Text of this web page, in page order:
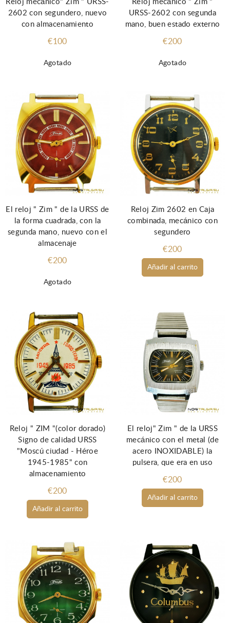
Agotado
Reloj mecánico" Zim " URSS-
2602 con segundero, nuevo
con almacenamiento
€100
Agotado
Reloj mecánico " Zim "
URSS-2602 con segunda
mano, buen estado externo
€200
Agotado
El reloj " Zim " de la URSS de
la forma cuadrada, con la
segunda mano, nuevo con el
almacenaje
€200
Añadir al carrito
Reloj Zim 2602 en Caja
combinada, mecánico con
segundero
€200
Añadir al carrito
Reloj " ZIM "(color dorado)
Signo de calidad URSS
"Moscú ciudad - Héroe
1945-1985" con
almacenamiento
€200
Añadir al carrito
El reloj" Zim " de la URSS
mecánico con el metal (de
acero INOXIDABLE) la
pulsera, que era en uso
€200